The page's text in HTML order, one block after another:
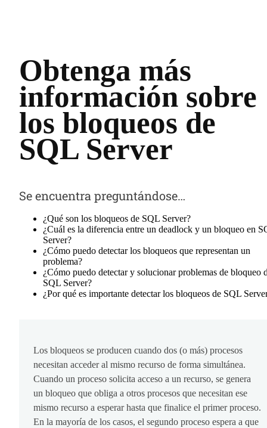
Obtenga más
información sobre
los bloqueos de
SQL Server
Se encuentra preguntándose…
¿Qué son los bloqueos de SQL Server?
¿Cuál es la diferencia entre un deadlock y un bloqueo en
Server?
¿Cómo puedo detectar los bloqueos que representan un
problema?
¿Cómo puedo detectar y solucionar problemas de bloqueo
SQL Server?
¿Por qué es importante detectar los bloqueos de SQL
Los bloqueos se producen cuando dos (o más) procesos
necesitan acceder al mismo recurso de forma simultánea.
Cuando un proceso solicita acceso a un recurso, se genera
un bloqueo que obliga a otros procesos que necesitan ese
mismo recurso a esperar hasta que finalice el primer proceso.
En la mayoría de los casos, el segundo proceso espera a que